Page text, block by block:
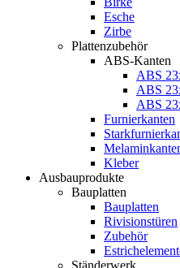
Esche
Zirbe
Plattenzubehör
ABS-Kanten
ABS
ABS
ABS
Furnierkanten
Kleber
Ausbauprodukte
Bauplatten
Bauplatten
Rivisionstüren
Zubehör
Ständerwerk